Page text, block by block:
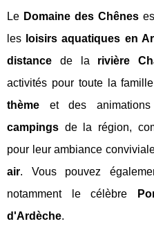
Le Domaine des Chênes
les loisirs aquatiques en
distance de la rivière
activités pour toute la
thème et des
campings de la région,
pour leur ambiance
air. Vous pouvez
notamment le célèbre
d'Ardèche.